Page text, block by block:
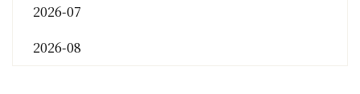
2026-07
2026-08